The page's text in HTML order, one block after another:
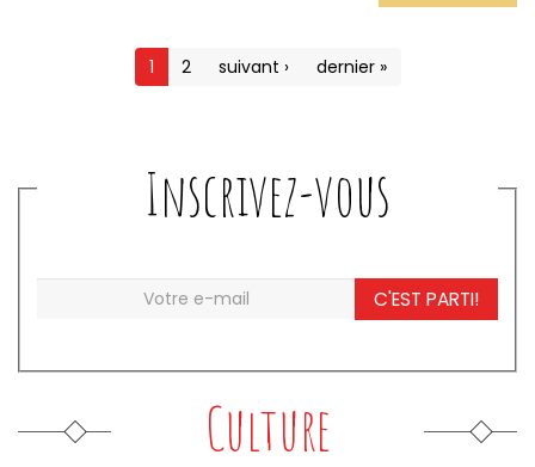
1 2 suivant › dernier »
Inscrivez-vous
C'EST PARTI!
Culture